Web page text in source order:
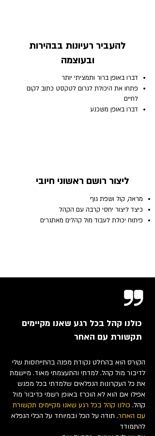
להעביר רעיונות בבהירות
ובעוצמה
​דברו באופן ברור ותמציתי יותר
פתחו את היכולת לגרום לטקסט כתוב לקום
לחיים
דברו באופן משכנע
ליצור רושם ראשוני חיובי
מראה, קול ושפת גוף
כיצד ליצור יחסי קרבה עם הקהל
פיתוח יכולת לעבוד מול קהלים מאתגרים
כולנו קהל בכל רגע שאנו מקיימים
תקשורת עם האחר
הקורס הוא בהחלט נקודת מפנה בהתייחסות שלי
לדיבור מול קהל. למדתי והתעצמתי מאוד. מיישמת
את כל העקרונות הנפלאים שלמדתי בכל מפגש
אפילו אם הוא לא הוכרז באופן רשמי כדיבור מול
קהל. כולנו קהל בכל רגע שאנו מקיימים תקשורת
עם האחר. תודה על הכל ובמיוחד על הכלי הנפלא
להתמודד